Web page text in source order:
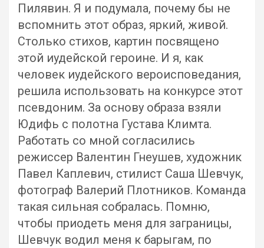
Пилявин. Я и подумала, почему бы не
вспомнить этот образ, яркий, живой.
Столько стихов, картин посвящено
этой иудейской героине. И я, как
человек иудейского вероисповедания,
решила использовать на конкурсе этот
псевдоним. За основу образа взяли
Юдифь с полотна Густава Климта.
Работать со мной согласились
режиссер Валентин Гнеушев, художник
Павел Каплевич, стилист Саша Шевчук,
фотограф Валерий Плотников. Команда
такая сильная собралась. Помню,
чтобы приодеть меня для заграницы,
Шевчук водил меня к барыгам, по